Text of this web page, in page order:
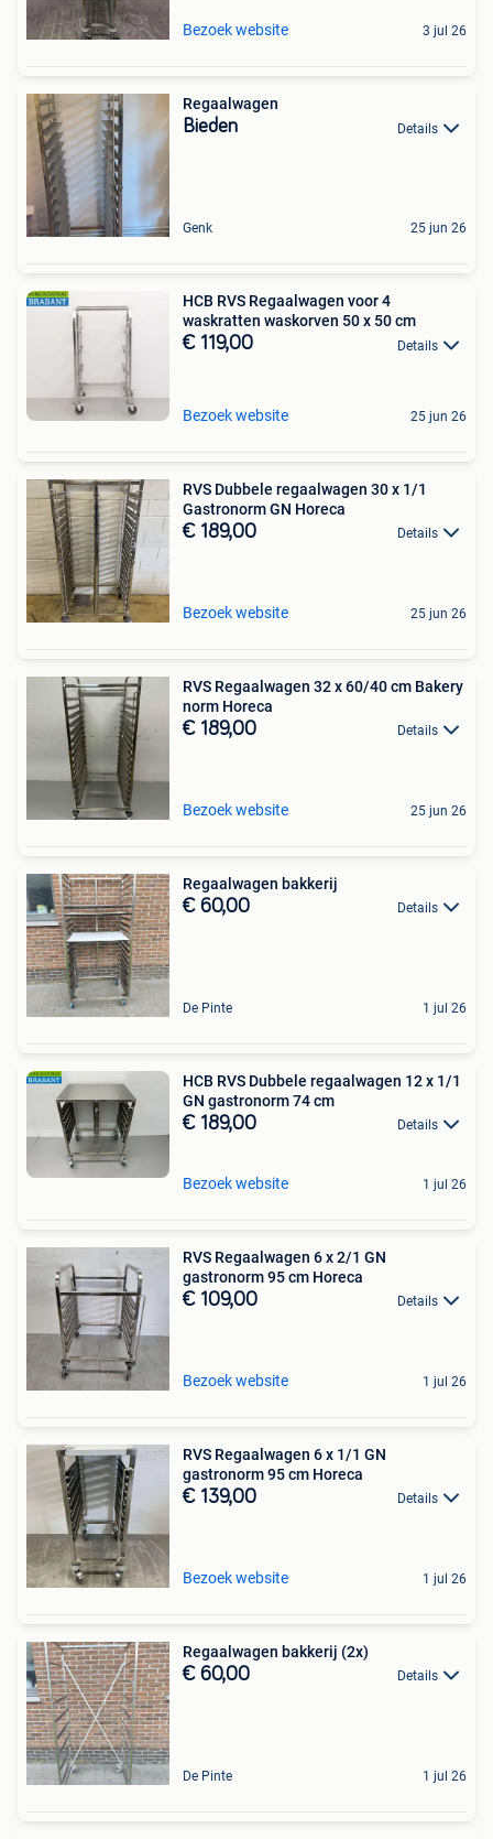
Bezoek website 3 jul 26
Regaalwagen
Bieden Details
Genk 25 jun 26
HCB RVS Regaalwagen voor 4
waskratten waskorven 50 x 50 cm
€ 119,00 Details
Bezoek website 25 jun 26
RVS Dubbele regaalwagen 30 x 1/1
Gastronorm GN Horeca
€ 189,00 Details
Bezoek website 25 jun 26
RVS Regaalwagen 32 x 60/40 cm Bakery
norm Horeca
€ 189,00 Details
Bezoek website 25 jun 26
Regaalwagen bakkerij
€ 60,00 Details
De Pinte 1 jul 26
HCB RVS Dubbele regaalwagen 12 x 1/1
GN gastronorm 74 cm
€ 189,00 Details
Bezoek website 1 jul 26
RVS Regaalwagen 6 x 2/1 GN
gastronorm 95 cm Horeca
€ 109,00 Details
Bezoek website 1 jul 26
RVS Regaalwagen 6 x 1/1 GN
gastronorm 95 cm Horeca
€ 139,00 Details
Bezoek website 1 jul 26
Regaalwagen bakkerij (2x)
€ 60,00 Details
De Pinte 1 jul 26